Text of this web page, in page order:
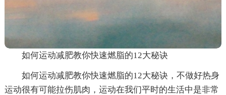
如何运动减肥教你快速燃脂的12大秘诀
如何运动减肥教你快速燃脂的12大秘诀，不做好热身
运动很有可能拉伤肌肉，运动在我们平时的生活中是非常